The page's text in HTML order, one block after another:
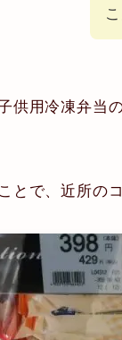
供用冷凍弁当
で、近所の